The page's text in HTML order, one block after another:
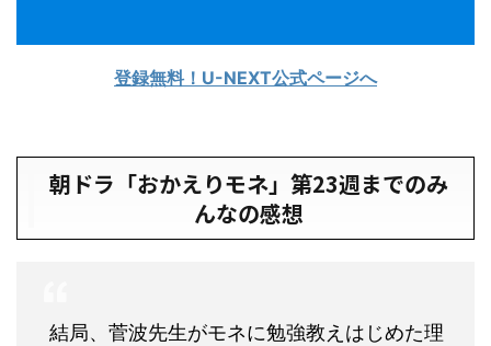
登録無料！U-NEXT公式ページへ
朝ドラ「おかえりモネ」第23週までのみ
んなの感想
結局、菅波先生がモネに勉強教えはじめた理